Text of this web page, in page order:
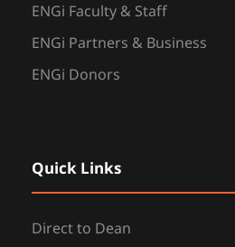
ENGi Faculty & Staff
ENGi Partners & Business
ENGi Donors
Quick Links
Direct to Dean